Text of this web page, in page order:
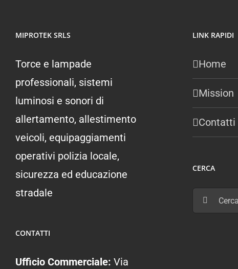
MIPROTEK SRLS
Torce e lampade
professionali, sistemi
luminosi e sonori di
allertamento, allestimento
veicoli, equipaggiamenti
operativi polizia locale,
sicurezza ed educazione
stradale
CONTATTI
Ufficio Commerciale: Via
LINK RAPIDI
Home
Mission
Contatti
CERCA
Cerca
per: